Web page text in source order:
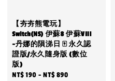
【夯夯熊電玩】
Switch(NS) 伊蘇8 伊蘇VIII
-丹娜的隕涕日 🀄 永久認
證版/永久隨身版 (數位
版)
Regular
NT$ 190 -NT$ 890